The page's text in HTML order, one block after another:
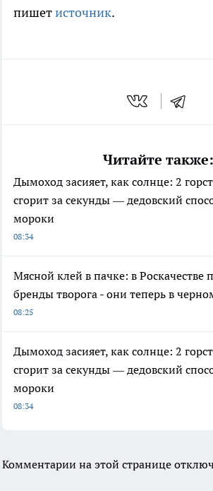
пишетисточник.
Читайте также:
Дымоход засияет, как солнце: 2
сгорит за секунды — дедовский
мороки
08:34
Мясной клей в пачке: в Роскачестве
бренды творога - они теперь в
08:25
Дымоход засияет, как солнце: 2
сгорит за секунды — дедовский
мороки
08:34
Комментарии на этой странице